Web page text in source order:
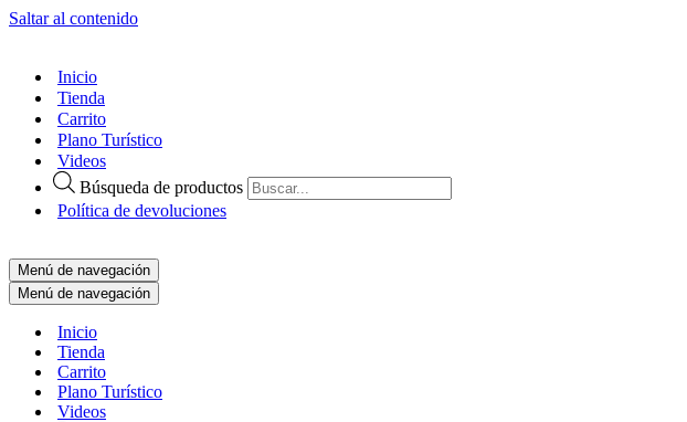
Saltar al contenido
Inicio
Tienda
Carrito
Plano Turístico
Videos
Búsqueda de productos
Política de devoluciones
Menú de navegación
Menú de navegación
Inicio
Tienda
Carrito
Plano Turístico
Videos